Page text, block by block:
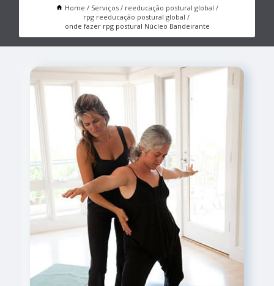
Home Serviços
reeducação postural global
rpg reeducação postural global
onde fazer rpg postural Núcleo Bandeirante